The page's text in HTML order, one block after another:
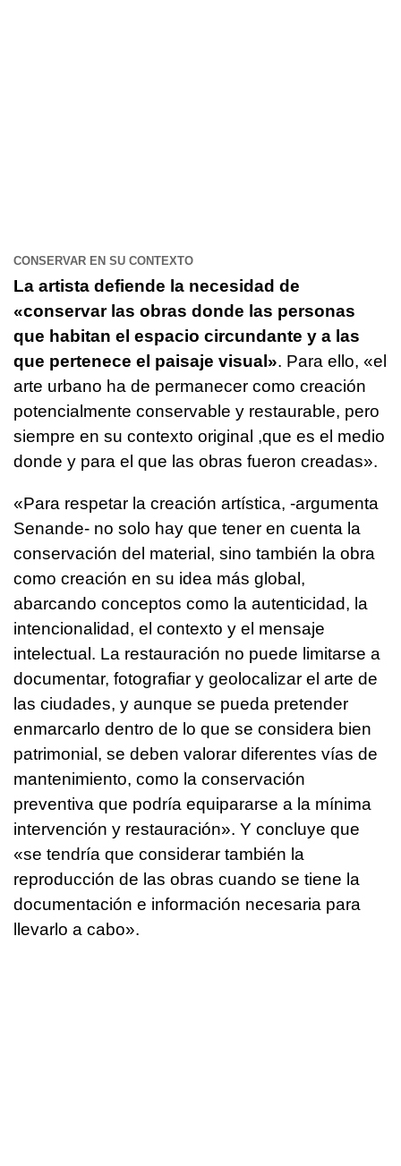
CONSERVAR EN SU CONTEXTO
La artista defiende la necesidad de
«conservar las obras donde las personas
que habitan el espacio circundante y a las
que pertenece el paisaje visual». Para ello, «el
arte urbano ha de permanecer como creación
potencialmente conservable y restaurable, pero
siempre en su contexto original ,que es el medio
donde y para el que las obras fueron creadas».
«Para respetar la creación artística, -argumenta
Senande- no solo hay que tener en cuenta la
conservación del material, sino también la obra
como creación en su idea más global,
abarcando conceptos como la autenticidad, la
intencionalidad, el contexto y el mensaje
intelectual. La restauración no puede limitarse a
documentar, fotografiar y geolocalizar el arte de
las ciudades, y aunque se pueda pretender
enmarcarlo dentro de lo que se considera bien
patrimonial, se deben valorar diferentes vías de
mantenimiento, como la conservación
preventiva que podría equipararse a la mínima
intervención y restauración». Y concluye que
«se tendría que considerar también la
reproducción de las obras cuando se tiene la
documentación e información necesaria para
llevarlo a cabo».